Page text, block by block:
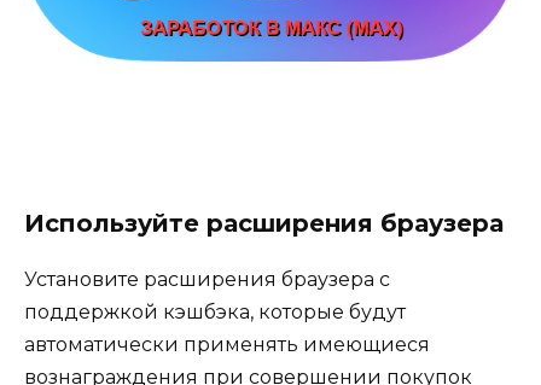
Используйте расширения браузера
Установите расширения браузера с
поддержкой кэшбэка, которые будут
автоматически применять имеющиеся
вознаграждения при совершении покупок